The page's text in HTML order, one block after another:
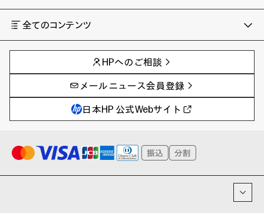
全てのコンテンツ
AIの進化と活用事例
製品トレンド & レビュー
サイバーセキュリティ
教育とテクノロジー
ハイブリッドワーク
プリンター
事例
イベントレポート
AI PC
AIワークステーション
Poly
WXP（DEXツール）
タグ一覧
HPへのご相談
メールニュース会員登録
日本HP 公式Webサイト